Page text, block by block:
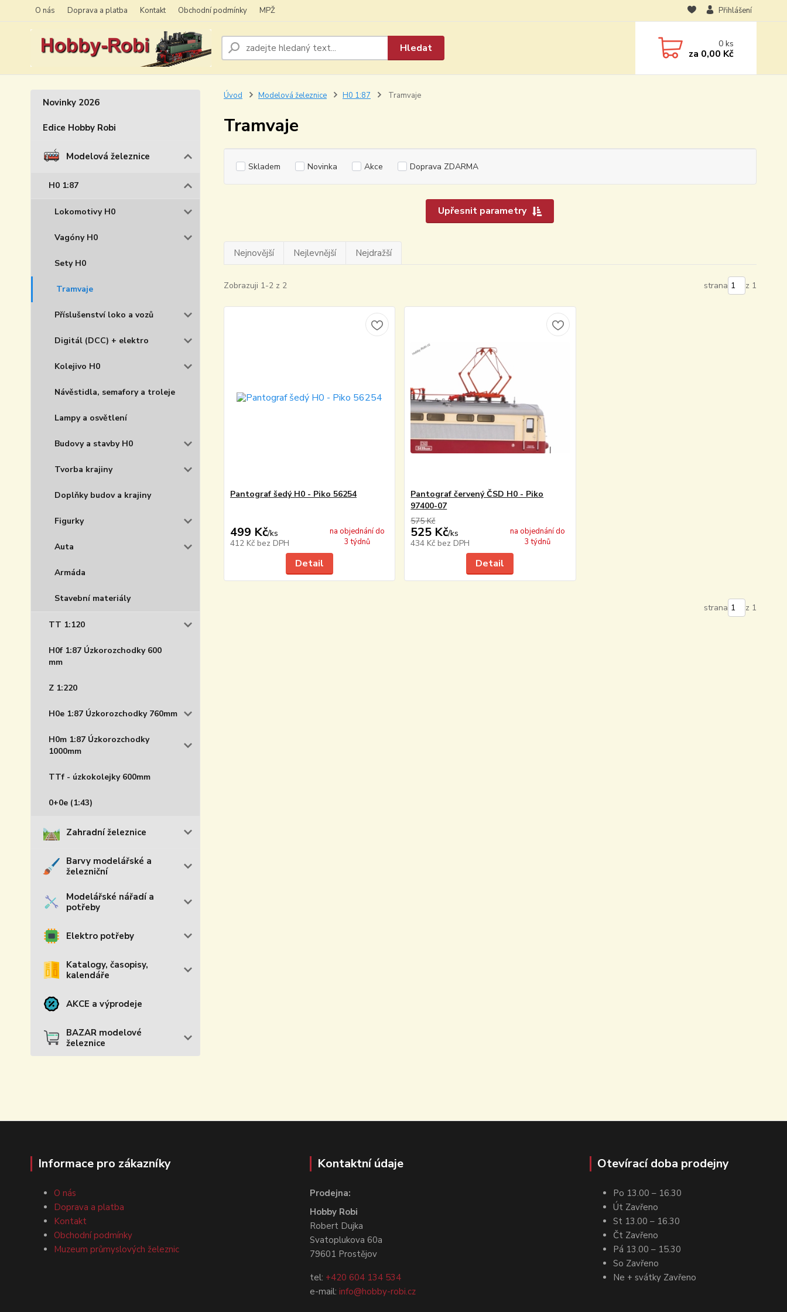
O nás Doprava a platba Kontakt Obchodní podmínky MPŽ Přihlášení
Hledat 0ks
za 0,00 Kč
Novinky 2026
Edice Hobby Robi
Modelová železnice
H0 1:87
Lokomotivy H0
Vagóny H0
Sety H0
Tramvaje
Příslušenství loko a vozů
Digitál (DCC) + elektro
Kolejivo H0
Návěstidla, semafory a troleje
Lampy a osvětlení
Budovy a stavby H0
Tvorba krajiny
Doplňky budov a krajiny
Figurky
Auta
Armáda
Stavební materiály
TT 1:120
H0f 1:87 Úzkorozchodky 600
mm
Z 1:220
H0e 1:87 Úzkorozchodky 760mm
H0m 1:87 Úzkorozchodky
1000mm
TTf - úzkokolejky 600mm
0+0e (1:43)
Zahradní železnice
Barvy modelářské a
železniční
Modelářské nářadí a
potřeby
Elektro potřeby
Katalogy, časopisy,
kalendáře
AKCE a výprodeje
BAZAR modelové
železnice
Úvod Modelová železnice H0 1:87 Tramvaje
Tramvaje
Upřesnit parametry
Skladem Novinka Akce Doprava ZDARMA
Nejnovější Nejlevnější Nejdražší
Zobrazuji 1-2 z 2 strana z 1
Pantograf šedý H0 - Piko 56254
499 Kč/ks
412 Kč bez DPH
na objednání do
3 týdnů
Detail
Pantograf červený ČSD H0 - Piko
97400-07
575 Kč
525 Kč/ks
434 Kč bez DPH
na objednání do
3 týdnů
Detail
strana z 1
Informace pro zákazníky
O nás
Doprava a platba
Kontakt
Obchodní podmínky
Muzeum průmyslových železnic
Kontaktní údaje
Prodejna:
Hobby Robi
Robert Dujka
Svatoplukova 60a
79601 Prostějov
tel: +420 604 134 534
e-mail:info@hobby-robi.cz
Otevírací doba prodejny
Po 13.00 – 16.30
Út Zavřeno
St 13.00 – 16.30
Čt Zavřeno
Pá 13.00 – 15.30
So Zavřeno
Ne + svátky Zavřeno